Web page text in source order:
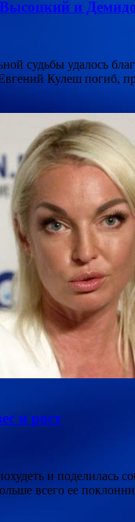
и
судьбы удалось
Кулеш погиб,
и рост
и поделилась
всего ее